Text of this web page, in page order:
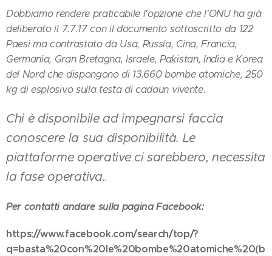
Dobbiamo rendere praticabile l'opzione che l'ONU ha già
deliberato il 7.7.17 con il documento sottoscritto da 122
Paesi ma contrastato da Usa, Russia, Cina, Francia,
Germania, Gran Bretagna, Israele, Pakistan, India e Korea
del Nord che dispongono di 13.660 bombe atomiche, 250
kg di esplosivo sulla testa di cadaun vivente.
Chi è disponibile ad impegnarsi faccia
conoscere la sua disponibilità. Le
piattaforme operative ci sarebbero, necessita
la fase operativa..
Per contatti andare sulla paginaFacebook:
https://www.facebook.com/search/top/?
q=basta%20con%20le%20bombe%20atomiche%20(b